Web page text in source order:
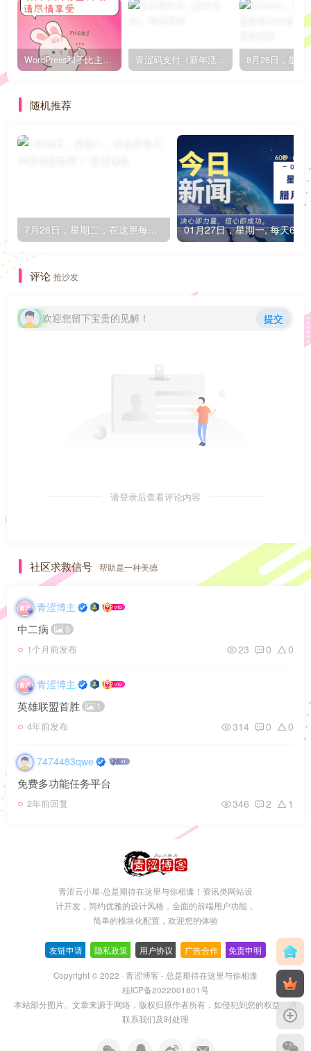
WordPress和子比主题模板&网站美化方法教程-已更新到:23-01-8 青涩码支付（新年活动）
随机推荐
评论 抢沙发
欢迎您留下宝贵的见解！ 提交
请登录后查看评论内容
社区求救信号 帮助是一种美德
青涩博主
中二病 9
1个月前发布 23 0 0
青涩博主
英雄联盟首胜 1
4年前发布 314 0 0
7474483qwe
免费多功能任务平台
2年前回复 346 2 1
青涩云小屋-总是期待在这里与你相逢！资讯类网站设
计开发，简约优雅的设计风格，全面的前端用户功能，
简单的模块化配置，欢迎您的体验
友链申请 隐私政策 用户协议 广告合作 免责申明
Copyright © 2022 · 青涩博客 - 总是期待在这里与你相逢
桂ICP备2022001801号
本站部分图片、文章来源于网络，版权归原作者所有，如侵犯到您的权益，请
联系我们及时处理